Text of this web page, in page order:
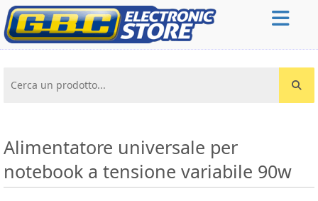
Cerca un prodotto...
Alimentatore universale per
notebook a tensione variabile 90w